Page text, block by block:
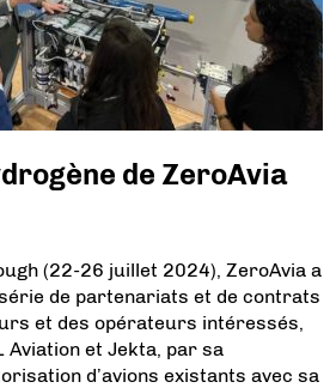
de ZeroAvia
(22-26 juillet 2024), ZeroAvia a
de partenariats et de contrats
et des opérateurs intéressés,
Aviation et Jekta, par sa
d’avions existants avec sa